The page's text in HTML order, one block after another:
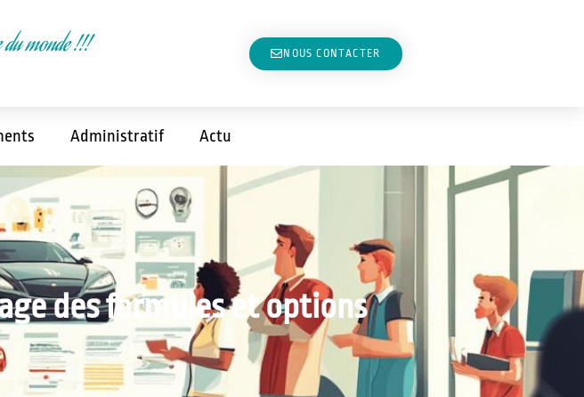
du monde !!! NOUS CONTACTER
Administratif Actu
des formules et options